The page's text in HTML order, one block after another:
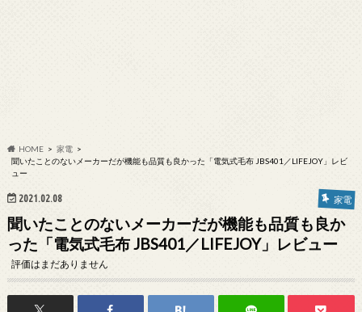
HOME
家電
聞いたことのないメーカーだが機能も品質も良かった「電気式毛布 JBS401／LIFEJOY」レビ
ュー
2021.02.08 家電
聞いたことのないメーカーだが機能も品質も良か
った「電気式毛布 JBS401／LIFEJOY」レビュー
評価はまだありません